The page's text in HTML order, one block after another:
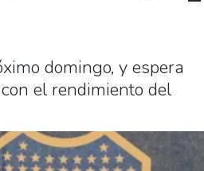
domingo, y espera
el rendimiento del